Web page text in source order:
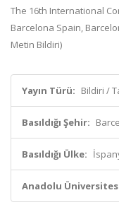
The 16th International
Barcelona Spain,
Metin Bildiri)
Yayın Türü: Bildiri /
Basıldığı Şehir:
Basıldığı Ülke:
Anadolu